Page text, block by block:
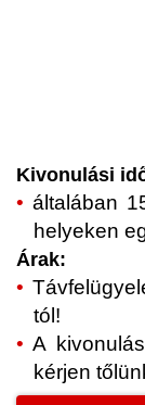
Kivonulási
általában
helyeken
Árak:
tól!
A
kérjen